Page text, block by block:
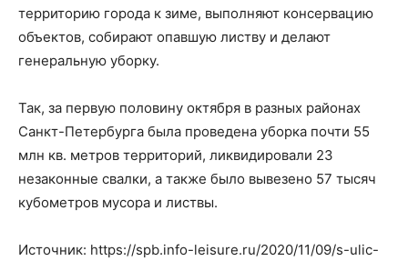
территорию города к зиме, выполняют консервацию
объектов, собирают опавшую листву и делают
генеральную уборку.
Так, за первую половину октября в разных районах
Санкт-Петербурга была проведена уборка почти 55
млн кв. метров территорий, ликвидировали 23
незаконные свалки, а также было вывезено 57 тысяч
кубометров мусора и листвы.
Источник: https://spb.info-leisure.ru/2020/11/09/s-ulic-